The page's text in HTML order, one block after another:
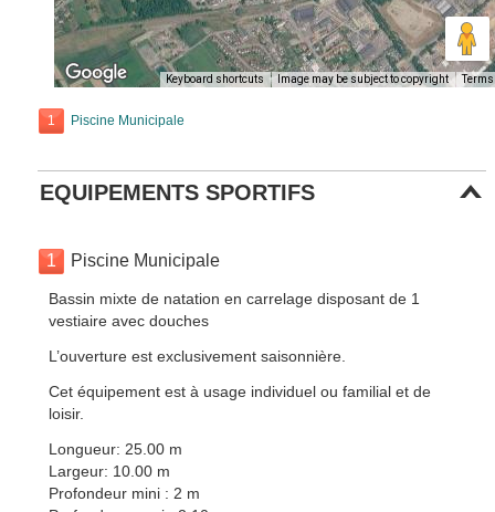
Keyboard shortcuts Image may be subject to copyright Terms
1 Piscine Municipale
EQUIPEMENTS SPORTIFS
1 Piscine Municipale
Bassin mixte de natation en carrelage disposant de 1
vestiaire avec douches
L’ouverture est exclusivement saisonnière.
Cet équipement est à usage individuel ou familial et de
loisir.
Longueur: 25.00 m
Largeur: 10.00 m
Profondeur mini : 2 m